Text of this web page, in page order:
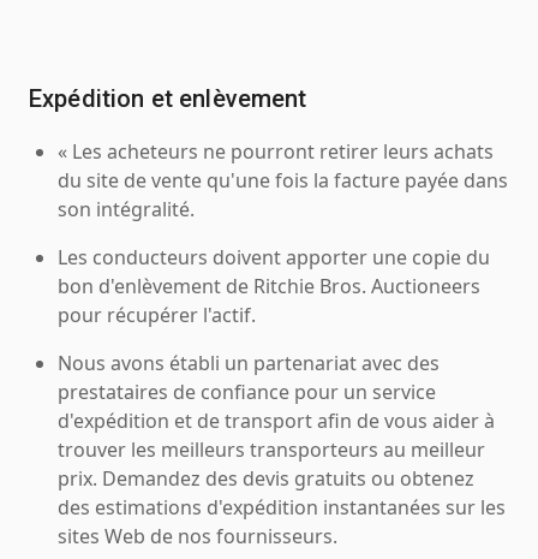
Expédition et enlèvement
« Les acheteurs ne pourront retirer leurs achats
du site de vente qu'une fois la facture payée dans
son intégralité.
Les conducteurs doivent apporter une copie du
bon d'enlèvement de Ritchie Bros. Auctioneers
pour récupérer l'actif.
Nous avons établi un partenariat avec des
prestataires de confiance pour un service
d'expédition et de transport afin de vous aider à
trouver les meilleurs transporteurs au meilleur
prix. Demandez des devis gratuits ou obtenez
des estimations d'expédition instantanées sur les
sites Web de nos fournisseurs.